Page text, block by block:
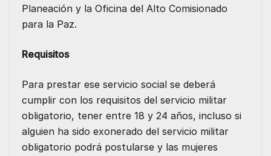
Planeación y la Oficina del Alto Comisionado
para la Paz.
Requisitos
Para prestar ese servicio social se deberá
cumplir con los requisitos del servicio militar
obligatorio, tener entre 18 y 24 años, incluso si
alguien ha sido exonerado del servicio militar
obligatorio podrá postularse y las mujeres